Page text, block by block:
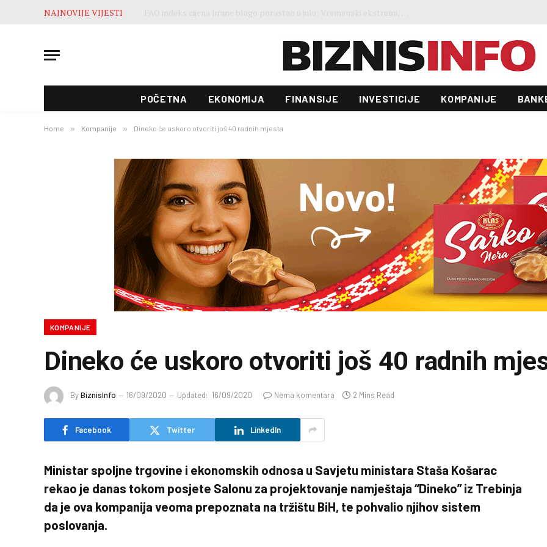
NAJNOVIJE VIJESTI
POČETNA EKONOMIJA FINANSIJE INVESTICIJE KOMPANIJE
Home » Kompanije » Dineko će uskoro otvoriti još 40 radnih mjesta
KOMPANIJE
Dineko će uskoro otvoriti još 40 radnih
ByBiznisInfo 16/09/2020 Updated: 16/09/2020 Nema komentara 2 Mins Read
Facebook Twitter LinkedIn
Ministar spoljne trgovine i ekonomskih odnosa u Savjetu ministara Staša Košarac
rekao je danas tokom posjete Salonu za projektovanje namještaja “Dineko” iz Trebinja
da je ova kompanija veoma prepoznata na tržištu BiH, te pohvalio njihov sistem
poslovanja.